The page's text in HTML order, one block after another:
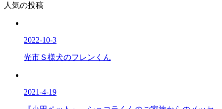
人気の投稿
2022-10-3
光市Ｓ様犬のフレンくん
2021-4-19